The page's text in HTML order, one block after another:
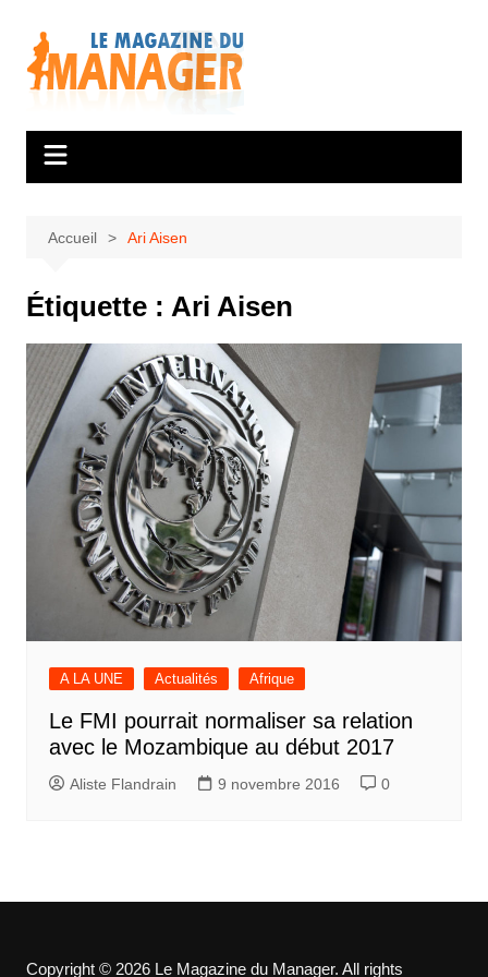
contenu
Accueil Ari Aisen
Étiquette : Ari Aisen
A LA UNE Actualités Afrique
Le FMI pourrait normaliser sa relation
avec le Mozambique au début 2017
Aliste Flandrain 9 novembre 2016 0
Copyright © 2026 Le Magazine du Manager. All rights